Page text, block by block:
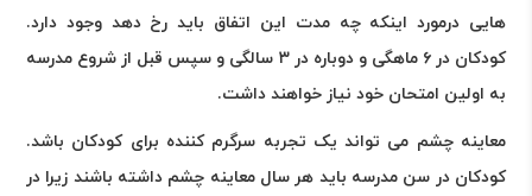
هایی درمورد اینکه چه مدت این اتفاق باید رخ دهد وجود دارد.
کودکان در ۶ ماهگی و دوباره در ۳ سالگی و سپس قبل از شروع مدرسه
به اولین امتحان خود نیاز خواهند داشت.
معاینه چشم می تواند یک تجربه سرگرم کننده برای کودکان باشد.
کودکان در سن مدرسه باید هر سال معاینه چشم داشته باشند زیرا در